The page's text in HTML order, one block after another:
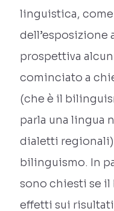
linguistica, come
dell’esposizione
prospettiva
cominciato a
(che è il
parla una lingua
dialetti
bilinguismo. In
sono chiesti se
effetti sui